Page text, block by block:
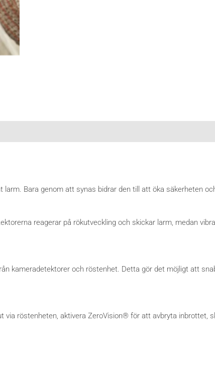
Bara genom att synas bidrar den till att öka säkerheten
reagerar på rökutveckling och skickar larm, medan
kameradetektorer och röstenhet. Detta gör det möjligt att
röstenheten, aktivera ZeroVision® för att avbryta inbrottet,